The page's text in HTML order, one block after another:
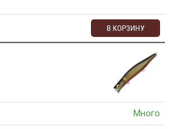
В КОРЗИНУ
Много